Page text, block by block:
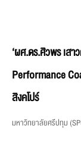
‘ผศ.ดร.ศิวพร เส
Performance
สิงคโปร์
มหาวิทยาลัยศรีปทุม